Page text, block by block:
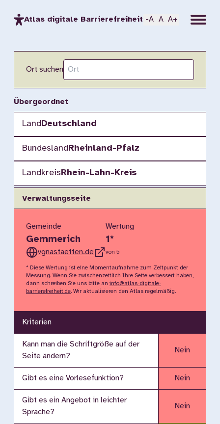
Atlas digitale Barrierefreiheit -A A A+ Menu
Ort suchen
Übergeordnet
LandDeutschland
BundeslandRheinland-Pfalz
LandkreisRhein-Lahn-Kreis
Verwaltungsseite
Gemeinde
Gemmerich
vgnastaetten.de
Wertung
1*
von 5
* Diese Wertung ist eine Momentaufnahme zum Zeitpunkt der
Messung. Wenn Sie zwischenzeitlich Ihre Seite verbessert haben,
dann schreiben Sie uns bitte an info@atlas-digitale-
barrierefreiheit.de. Wir aktualisieren den Atlas regelmäßig.
Kriterien
Kann man die Schriftgröße auf der
Seite ändern?
Nein
Gibt es eine Vorlesefunktion? Nein
Gibt es ein Angebot in leichter
Sprache?
Nein